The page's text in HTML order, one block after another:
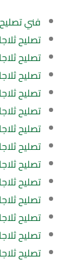
فني
تصليح
تصليح
تصليح
تصليح
تصليح
تصليح
تصليح
تصليح
تصليح
تصليح
تصليح
تصليح
تصليح